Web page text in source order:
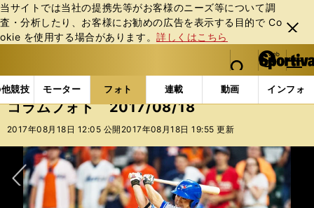
当サイトでは当社の提携先等がお客様のニーズ等について調
査・分析したり、お客様にお勧めの広告を表⽰する⽬的で Co
okie を使⽤する場合があります。詳しくはこちら
閉じ
る
web Sportiva (webスポルティーバ)
検索
マイペ
ー
ジ
メニュ
競技 モーター フォト 連載 動画 インフォ
b
ス
ポ
ル
ィ
ー
バ
フォトギャラリー コラムフォト コラムフォト
コラムフォト 2017/08/18
2017年08月18日 12:05 公開 2017年08月18日 19:55 更新